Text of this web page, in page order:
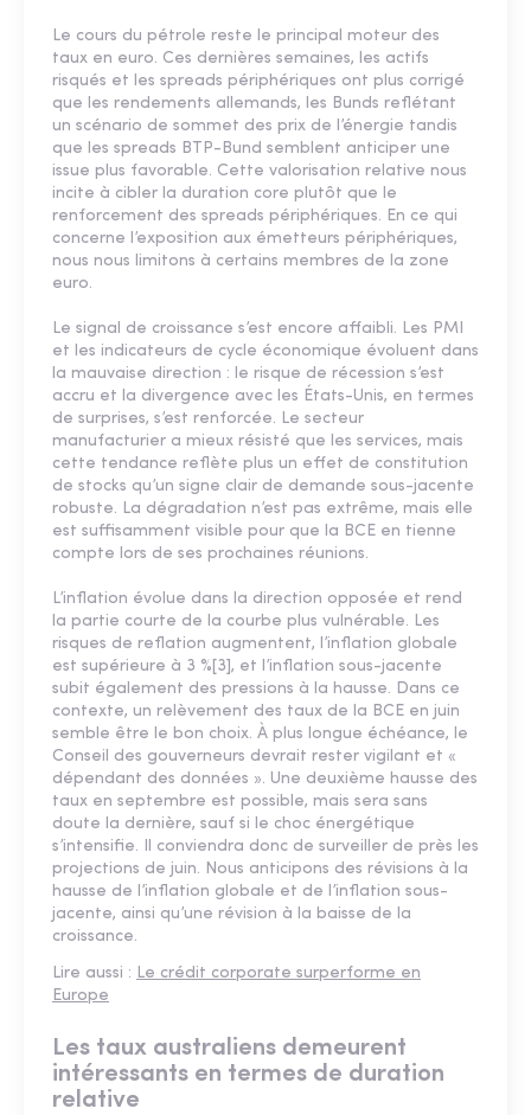
Le cours du pétrole reste le principal moteur des
taux en euro. Ces dernières semaines, les actifs
risqués et les spreads périphériques ont plus corrigé
que les rendements allemands, les Bunds reflétant
un scénario de sommet des prix de l’énergie tandis
que les spreads BTP-Bund semblent anticiper une
issue plus favorable. Cette valorisation relative nous
incite à cibler la duration core plutôt que le
renforcement des spreads périphériques. En ce qui
concerne l’exposition aux émetteurs périphériques,
nous nous limitons à certains membres de la zone
euro.
Le signal de croissance s’est encore affaibli. Les PMI
et les indicateurs de cycle économique évoluent dans
la mauvaise direction : le risque de récession s’est
accru et la divergence avec les États-Unis, en termes
de surprises, s’est renforcée. Le secteur
manufacturier a mieux résisté que les services, mais
cette tendance reflète plus un effet de constitution
de stocks qu’un signe clair de demande sous-jacente
robuste. La dégradation n’est pas extrême, mais elle
est suffisamment visible pour que la BCE en tienne
compte lors de ses prochaines réunions.
L’inflation évolue dans la direction opposée et rend
la partie courte de la courbe plus vulnérable. Les
risques de reflation augmentent, l’inflation globale
est supérieure à 3 %[3], et l’inflation sous-jacente
subit également des pressions à la hausse. Dans ce
contexte, un relèvement des taux de la BCE en juin
semble être le bon choix. À plus longue échéance, le
Conseil des gouverneurs devrait rester vigilant et «
dépendant des données ». Une deuxième hausse des
taux en septembre est possible, mais sera sans
doute la dernière, sauf si le choc énergétique
s’intensifie. Il conviendra donc de surveiller de près les
projections de juin. Nous anticipons des révisions à la
hausse de l’inflation globale et de l’inflation sous-
jacente, ainsi qu’une révision à la baisse de la
croissance.
Lire aussi : Le crédit corporate surperforme en
Europe
Les taux australiens demeurent
intéressants en termes de duration
relative